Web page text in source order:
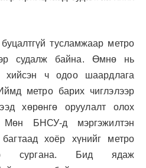
тусламжаар метро
судалж байна. Өмнө нь
ч одоо шаардлага
метро барих чиглэлээр
хөрөнгө оруулалт олох
Мөн БНСУ-д мэргэжилтэн
хоёр хүнийг метро
сургана. Бид ядаж